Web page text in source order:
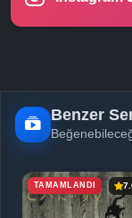
Benzer
TAMAMLANDI